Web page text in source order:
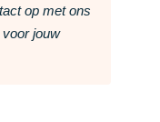
op met ons
jouw